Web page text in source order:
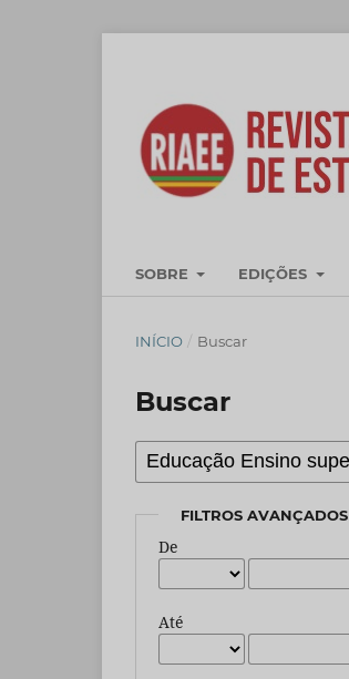
SOBRE EDIÇÕES
INÍCIO / Buscar
Buscar
FILTROS AVANÇADOS
De
Até